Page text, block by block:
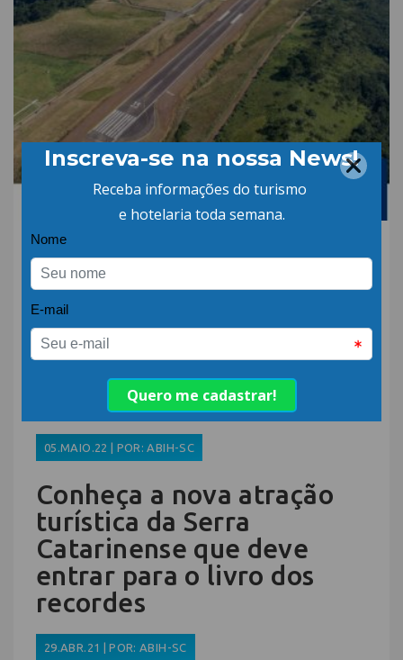
11.JUL.24 | POR: ABIH-SC
Aeroportos de São
Joaquim e Dionísio
Cerqueira estão
autorizados para
receberem pousos e
decolagens
05.MAIO.22 | POR: ABIH-SC
Conheça a nova atração
turística da Serra
Catarinense que deve
entrar para o livro dos
recordes
29.ABR.21 | POR: ABIH-SC